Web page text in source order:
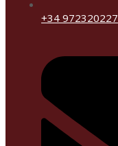
+34 972320227